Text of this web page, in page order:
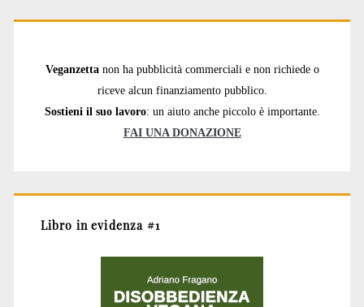
Veganzetta non ha pubblicità commerciali e non richiede o
riceve alcun finanziamento pubblico.
Sostieni il suo lavoro: un aiuto anche piccolo è importante.
FAI UNA DONAZIONE
Libro in evidenza #1